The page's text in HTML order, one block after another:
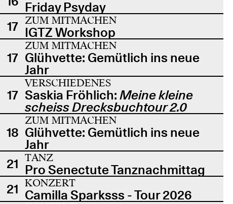
Friday Psyday
17 ZUM MITMACHEN
IGTZ Workshop
17
ZUM MITMACHEN
Glühvette: Gemütlich ins neue
Jahr
17
VERSCHIEDENES
Saskia Fröhlich: Meine kleine
scheiss Drecksbuchtour 2.0
18
ZUM MITMACHEN
Glühvette: Gemütlich ins neue
Jahr
21 TANZ
Pro Senectute Tanznachmittag
21 KONZERT
Camilla Sparksss - Tour 2026